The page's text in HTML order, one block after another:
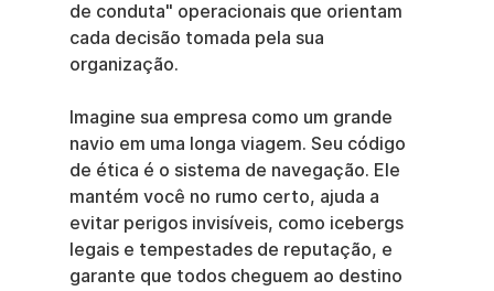
de conduta" operacionais que orientam
cada decisão tomada pela sua
organização.
Imagine sua empresa como um grande
navio em uma longa viagem. Seu código
de ética é o sistema de navegação. Ele
mantém você no rumo certo, ajuda a
evitar perigos invisíveis, como icebergs
legais e tempestades de reputação, e
garante que todos cheguem ao destino